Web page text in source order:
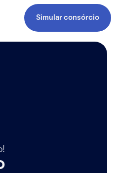
Simular consórcio